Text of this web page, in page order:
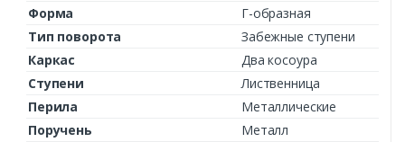
Форма
Г-образная
Тип поворота
Забежные ступени
Каркас
Два косоура
Ступени
Лиственница
Перила
Металлические
Поручень
Металл